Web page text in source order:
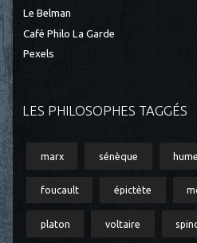
Le Belman
Café Philo La Garde
Pexels
LES PHILOSOPHES TAGGÉS
marx sénèque hume
foucault épictète
platon voltaire